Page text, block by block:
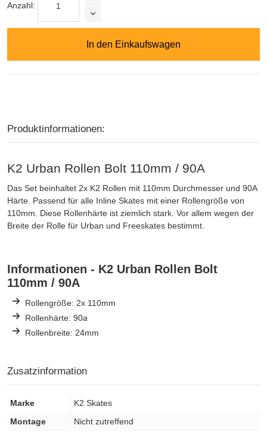
Anzahl:
In den Einkaufswagen
Produktinformationen:
K2 Urban Rollen Bolt 110mm / 90A
Das Set beinhaltet 2x K2 Rollen mit 110mm Durchmesser und 90A
Härte. Passend für alle Inline Skates mit einer Rollengröße von
110mm. Diese Rollenhärte ist ziemlich stark. Vor allem wegen der
Breite der Rolle für Urban und Freeskates bestimmt.
Informationen - K2 Urban Rollen Bolt
110mm / 90A
Rollengröße: 2x 110mm
Rollenhärte: 90a
Rollenbreite: 24mm
Zusatzinformation
Marke
K2 Skates
Montage
Nicht zutreffend